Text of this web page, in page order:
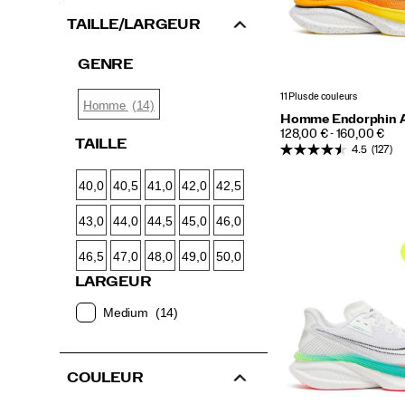
11 Plus de couleurs
Homme Endorphin
PRICE
128,00 € - 160,00 €
4.5 (127)
TAILLE/LARGEUR
GENRE
Homme (14)
TAILLE
40,0 40,5 41,0 42,0 42,5
43,0 44,0 44,5 45,0 46,0
46,5 47,0 48,0 49,0
50,0
LARGEUR
Medium (14)
COULEUR